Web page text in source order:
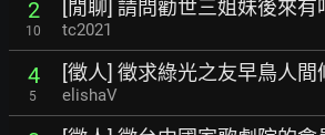
2
10
[閒聊] 請問勸世三姐妹後來有
tc2021
4
5
[徵人] 徵求綠光之友早鳥人間
elishaV